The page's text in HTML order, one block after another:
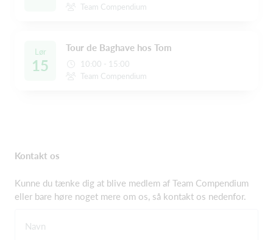
Team Compendium
Lør
15
Tour de Baghave hos Tom
10:00 - 15:00
Team Compendium
Kontakt os
Kunne du tænke dig at blive medlem af Team Compendium
eller bare høre noget mere om os, så kontakt os nedenfor.
Navn